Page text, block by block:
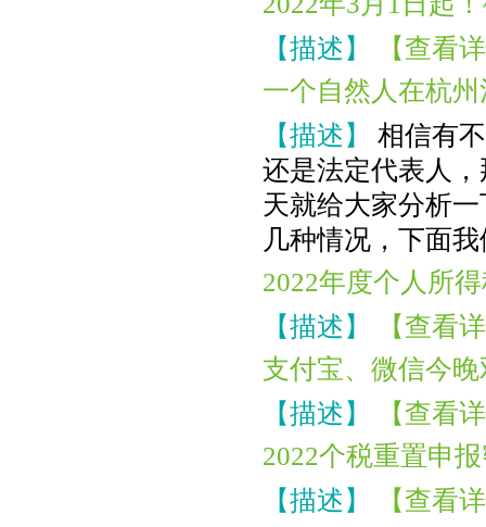
【描述】
【查看
一个自然人在杭
【描述】
相信有
还是法定代表人
天就给大家分析
几种情况，下面
2022年度个人所
【描述】
【查看
支付宝、微信今
【描述】
【查看
2022个税重置申
【描述】
【查看